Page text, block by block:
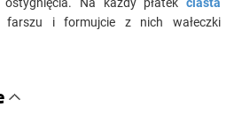
farszu i formujcie z nich wałeczki